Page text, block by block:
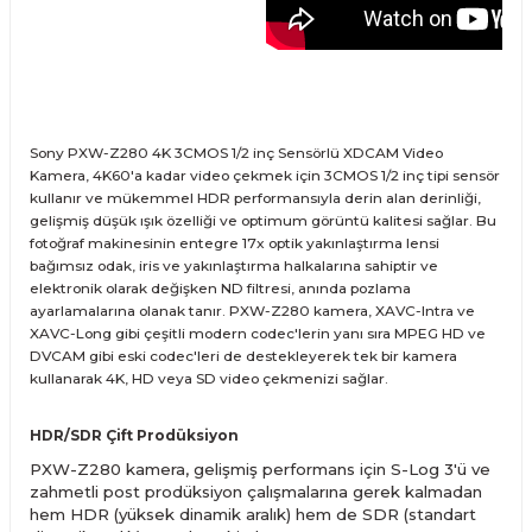
Sony PXW-Z280 4K 3CMOS 1/2 inç Sensörlü XDCAM Video
Kamera, 4K60'a kadar video çekmek için 3CMOS 1/2 inç tipi sensör
kullanır ve mükemmel HDR performansıyla derin alan derinliği,
gelişmiş düşük ışık özelliği ve optimum görüntü kalitesi sağlar. Bu
fotoğraf makinesinin entegre 17x optik yakınlaştırma lensi
bağımsız odak, iris ve yakınlaştırma halkalarına sahiptir ve
elektronik olarak değişken ND filtresi, anında pozlama
ayarlamalarına olanak tanır. PXW-Z280 kamera, XAVC-Intra ve
XAVC-Long gibi çeşitli modern codec'lerin yanı sıra MPEG HD ve
DVCAM gibi eski codec'leri de destekleyerek tek bir kamera
kullanarak 4K, HD veya SD video çekmenizi sağlar.
HDR/SDR Çift Prodüksiyon
PXW-Z280 kamera, gelişmiş performans için S-Log 3'ü ve
zahmetli post prodüksiyon çalışmalarına gerek kalmadan
hem HDR (yüksek dinamik aralık) hem de SDR (standart